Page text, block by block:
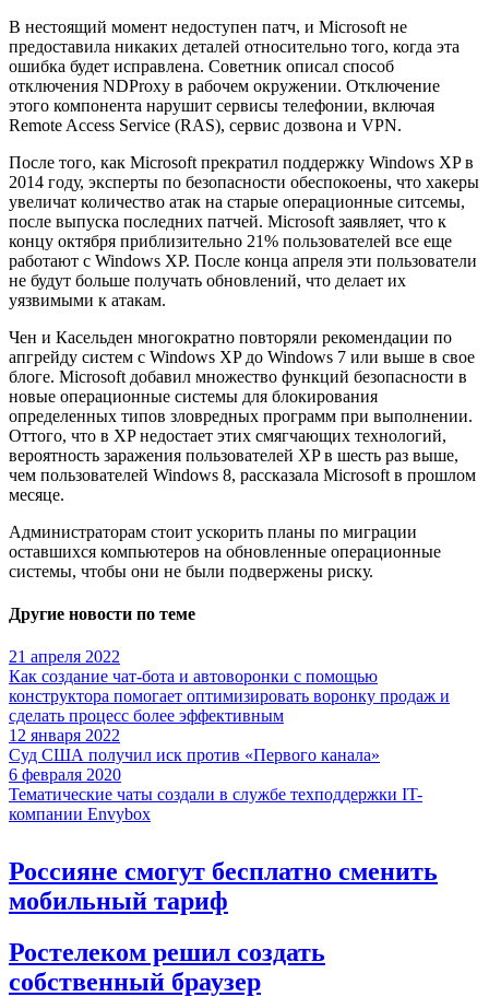
В нестоящий момент недоступен патч, и Microsoft не
предоставила никаких деталей относительно того, когда эта
ошибка будет исправлена. Советник описал способ
отключения NDProxy в рабочем окружении. Отключение
этого компонента нарушит сервисы телефонии, включая
Remote Access Service (RAS), сервис дозвона и VPN.
После того, как Microsoft прекратил поддержку Windows XP в
2014 году, эксперты по безопасности обеспокоены, что хакеры
увеличат количество атак на старые операционные ситсемы,
после выпуска последних патчей. Microsoft заявляет, что к
концу октября приблизительно 21% пользователей все еще
работают с Windows XP. После конца апреля эти пользователи
не будут больше получать обновлений, что делает их
уязвимыми к атакам.
Чен и Касельден многократно повторяли рекомендации по
апгрейду систем с Windows XP до Windows 7 или выше в свое
блоге. Microsoft добавил множество функций безопасности в
новые операционные системы для блокирования
определенных типов зловредных программ при выполнении.
Оттого, что в XP недостает этих смягчающих технологий,
вероятность заражения пользователей XP в шесть раз выше,
чем пользователей Windows 8, рассказала Microsoft в прошлом
месяце.
Администраторам стоит ускорить планы по миграции
оставшихся компьютеров на обновленные операционные
системы, чтобы они не были подвержены риску.
Другие новости по теме
21 апреля 2022
Как создание чат-бота и автоворонки с помощью
конструктора помогает оптимизировать воронку продаж и
сделать процесс более эффективным
12 января 2022
Суд США получил иск против «Первого канала»
6 февраля 2020
Тематические чаты создали в службе техподдержки IT-
компании Envybox
Россияне смогут бесплатно сменить
мобильный тариф
Ростелеком решил создать
собственный браузер